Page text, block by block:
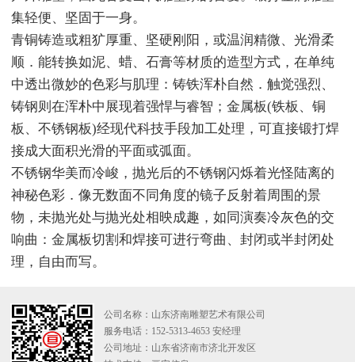
集轻便、坚固于一身。
青铜铸造或粗犷厚重、坚硬刚阳，或温润精微、光滑柔
顺．能转换如泥、蜡、石膏等材质的造型方式，在单纯
中透出微妙的色彩与肌理：铸铁浑朴自然．触觉强烈、
铸钢则在浑朴中展现着强悍与睿智；金属板(铁板、铜
板、不锈钢板)经现代科技手段加工处理，可直接锻打焊
接成大面积光滑的平面或弧面。
不锈钢华美而冷峻，抛光后的不锈钢闪烁着光怪陆离的
神秘色彩．像无数面不同角度的镜子反射着周围的景
物，未抛光处与抛光处相映成趣，如同演奏冷灰色的交
响曲：金属板切割和焊接可进行弯曲、封闭或半封闭处
理，自由而写。
公司名称：山东济南雕塑艺术有限公司
服务电话：152-5313-4653 安经理
公司地址：山东省济南市济北开发区